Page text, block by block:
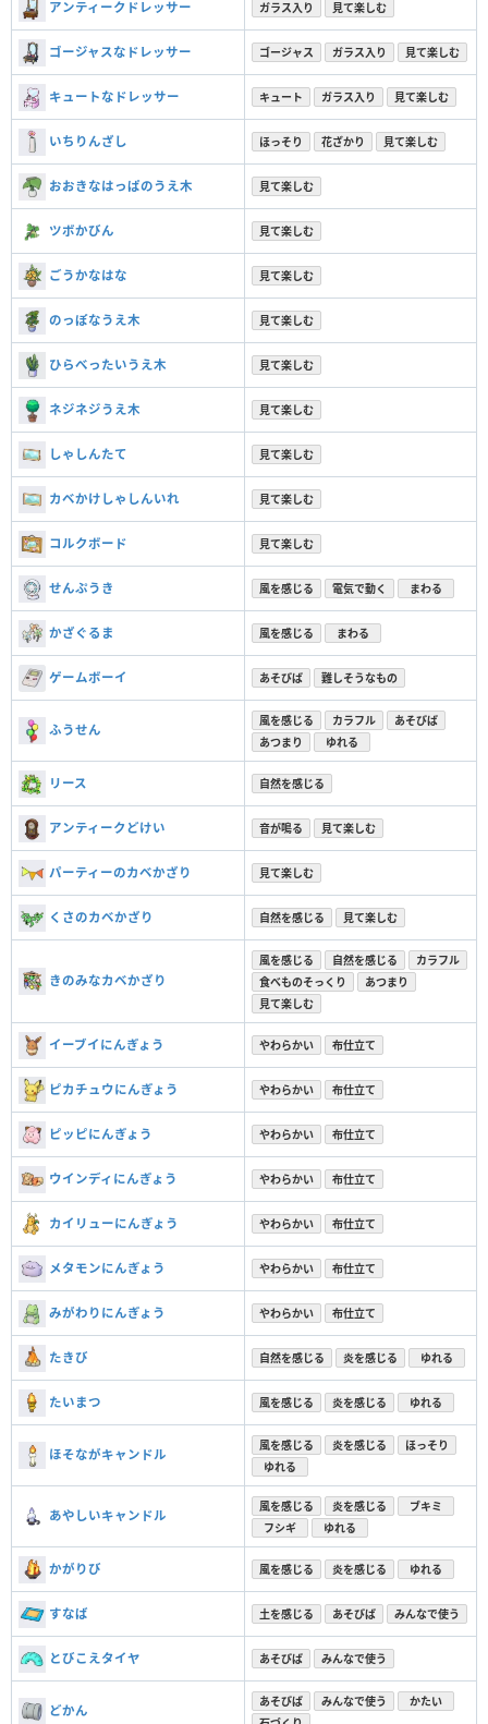
アンティークドレッサー ガラス入り 見て楽しむ
ゴージャスなドレッサー ゴージャス ガラス入り 見て楽しむ
キュートなドレッサー キュート ガラス入り 見て楽しむ
いちりんざし ほっそり 花ざかり 見て楽しむ
おおきなはっぱのうえ木 見て楽しむ
ツボかびん 見て楽しむ
ごうかなはな 見て楽しむ
のっぽなうえ木 見て楽しむ
ひらべったいうえ木 見て楽しむ
ネジネジうえ木 見て楽しむ
しゃしんたて 見て楽しむ
カベかけしゃしんいれ 見て楽しむ
コルクボード 見て楽しむ
せんぷうき 風を感じる 電気で動く まわる
かざぐるま 風を感じる まわる
ゲームボーイ あそびば 難しそうなもの
ふうせん
風を感じる カラフル
あそびば
あつまり
ゆれる
リース 自然を感じる
アンティークどけい 音が鳴る 見て楽しむ
パーティーのカベかざり 見て楽しむ
くさのカベかざり 自然を感じる 見て楽しむ
きのみなカベかざり
風を感じる 自然を感じる
カラフル
食べものそっくり
あつまり
見て楽しむ
イーブイにんぎょう やわらかい 布仕立て
ピカチュウにんぎょう やわらかい 布仕立て
ピッピにんぎょう やわらかい 布仕立て
ウインディにんぎょう やわらかい 布仕立て
カイリューにんぎょう やわらかい 布仕立て
メタモンにんぎょう やわらかい 布仕立て
みがわりにんぎょう やわらかい 布仕立て
たきび 自然を感じる 炎を感じる ゆれる
たいまつ 風を感じる 炎を感じる ゆれる
ほそながキャンドル
風を感じる 炎を感じる
ほっそり
ゆれる
あやしいキャンドル
風を感じる 炎を感じる
ブキミ
フシギ
ゆれる
かがりび 風を感じる 炎を感じる ゆれる
すなば 土を感じる あそびば みんなで使う
とびこえタイヤ あそびば みんなで使う
どかん
あそびば みんなで使う
かたい